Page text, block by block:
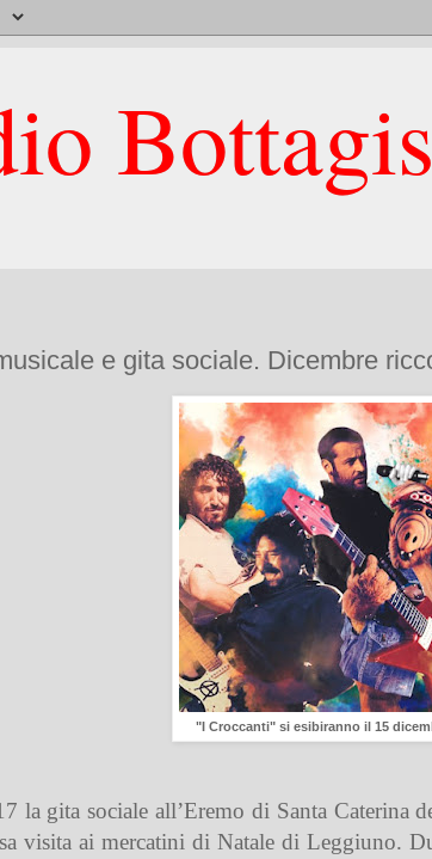
e gita sociale. Dicembre
"I Croccanti" si esibiranno il 15
la gita sociale all’Eremo di Santa Caterina
visita ai mercatini di Natale di Leggiuno.